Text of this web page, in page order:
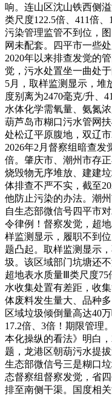
响。连山区沈山铁西侧
类尺度122.5倍、411倍
污染管理监管不到位，
网未配套。四平市一些
2020年以来排查发觉的
觉，污水处置坐一曲处
5月，取样监测显示，堆
度别离为2470毫克/升、
水体化学需氧量、氨氮
葫芦岛市糊口污水管网
处松辽平原腹地，双辽
2026年2月督察组暗查发
倍。肇庆市、潮州市存
烧毁物无序堆放、建建
体排查不严不实，截至
他防止污染的办法。潮
自生态部微信号四平市
令律例！督察发觉，超
样监测显示，履职不到
题凸起。取样监测显示
圾。该区域部门坑塘还
超地表水质量Ⅲ类尺度75
水收集处置有差距，收
体废料发生量大、品种
区域垃圾倾倒量高达40
17.2倍、3倍！期限管理
本化操纵的看法》明白
题，龙港区朝葫污水提
生态部微信号三是糊口
态督察组督察发觉，省
排至南侧干渠。国度相